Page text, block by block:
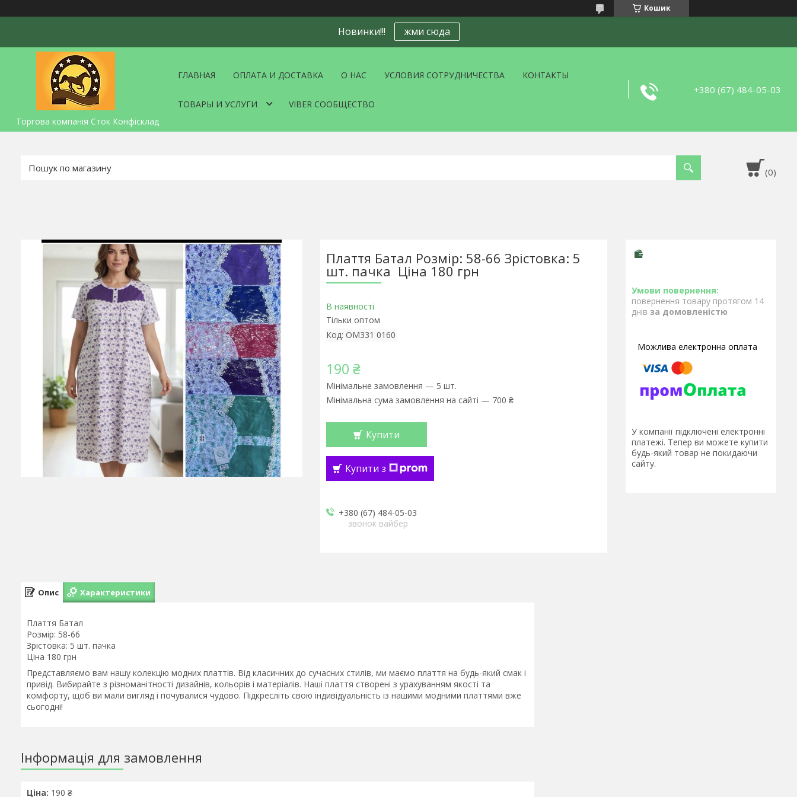
Кошик
Новинки!!! жми сюда
Торгова компанія Сток Конфісклад
ГЛАВНАЯ ОПЛАТА И ДОСТАВКА О НАС УСЛОВИЯ СОТРУДНИЧЕСТВА КОНТАКТЫ
ТОВАРЫ И УСЛУГИ VIBER СООБЩЕСТВО
+380 (67) 484-05-03
Плаття Батал Розмір: 58-66 Зрістовка: 5
шт. пачка Ціна 180 грн
В наявності
Тільки оптом
Код: OM331 0160
190 ₴
Мінімальне замовлення — 5 шт.
Мінімальна сума замовлення на сайті — 700 ₴
Купити
Купити з
+380 (67) 484-05-03
звонок вайбер
повернення товару протягом 14
днів за домовленістю
У компанії підключені електронні
платежі. Тепер ви можете купити
будь-який товар не покидаючи
сайту.
Опис Характеристики
Плаття Батал
Розмір: 58-66
Зрістовка: 5 шт. пачка
Ціна 180 грн
Представляємо вам нашу колекцію модних платтів. Від класичних до сучасних стилів, ми маємо плаття на будь-який смак і
привід. Вибирайте з різноманітності дизайнів, кольорів і матеріалів. Наші плаття створені з урахуванням якості та
комфорту, щоб ви мали вигляд і почувалися чудово. Підкресліть свою індивідуальність із нашими модними платтями вже
сьогодні!
Інформація для замовлення
Ціна: 190 ₴